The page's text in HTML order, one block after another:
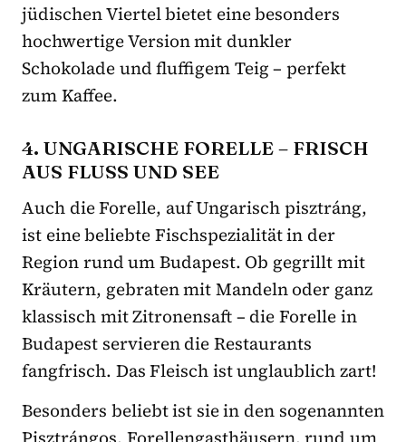
jüdischen Viertel bietet eine besonders
hochwertige Version mit dunkler
Schokolade und fluffigem Teig – perfekt
zum Kaffee.
4. UNGARISCHE FORELLE – FRISCH
AUS FLUSS UND SEE
Auch die Forelle, auf Ungarisch pisztráng,
ist eine beliebte Fischspezialität in der
Region rund um Budapest. Ob gegrillt mit
Kräutern, gebraten mit Mandeln oder ganz
klassisch mit Zitronensaft – die Forelle in
Budapest servieren die Restaurants
fangfrisch. Das Fleisch ist unglaublich zart!
Besonders beliebt ist sie in den sogenannten